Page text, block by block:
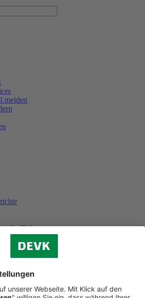
melden
Bahn